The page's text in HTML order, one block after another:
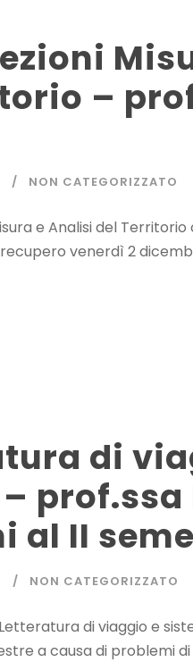
–
NON CATEGORIZZATO
e Analisi del
venerdì 2
di
prof.ssa
al II
NON CATEGORIZZATO
di viaggio e
a causa di problemi